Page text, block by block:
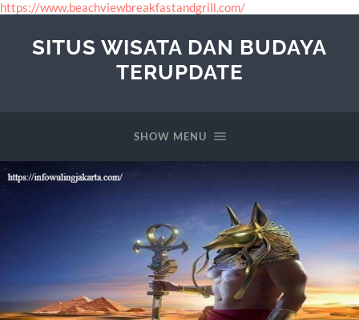
https://www.beachviewbreakfastandgrill.com/
SITUS WISATA DAN BUDAYA
TERUPDATE
SHOW MENU